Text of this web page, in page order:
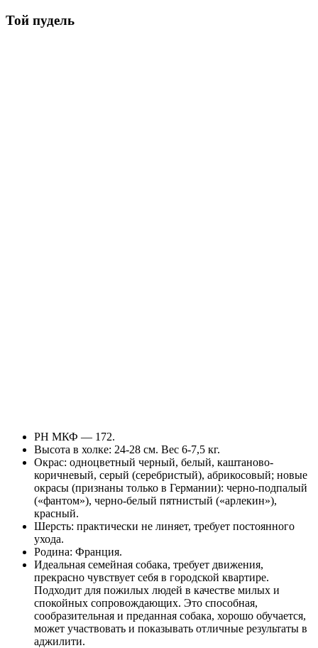
Той пудель
РН МКФ — 172.
Высота в холке: 24-28 см. Вес 6-7,5 кг.
Окрас: одноцветный черный, белый, каштаново-
коричневый, серый (серебристый), абрикосовый; новые
окрасы (признаны только в Германии): черно-подпалый
(«фантом»), черно-белый пятнистый («арлекин»),
красный.
Шерсть: практически не линяет, требует постоянного
ухода.
Родина: Франция.
Идеальная семейная собака, требует движения,
прекрасно чувствует себя в городской квартире.
Подходит для пожилых людей в качестве милых и
спокойных сопровождающих. Это способная,
сообразительная и преданная собака, хорошо обучается,
может участвовать и показывать отличные результаты в
аджилити.